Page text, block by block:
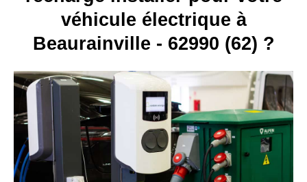
véhicule électrique à
Beaurainville - 62990 (62) ?